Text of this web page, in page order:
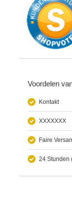
Voordelen
Kontakt
XXXXXXX
Faire
24 Stunden